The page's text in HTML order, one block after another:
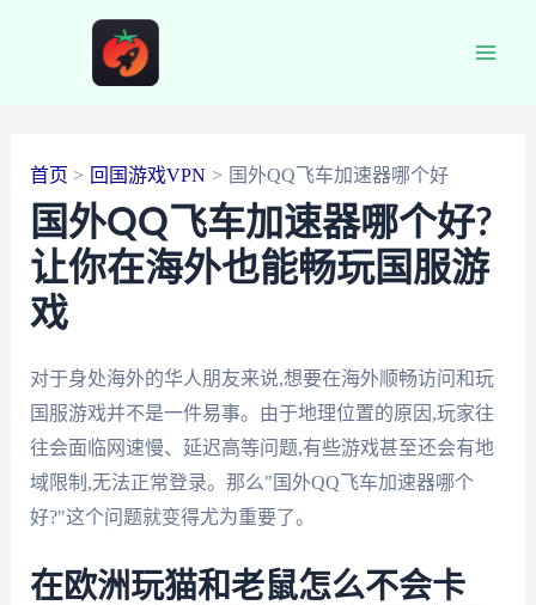
首页 回国游戏VPN 国外QQ飞车加速器哪个好
国外QQ飞车加速器哪个好?
让你在海外也能畅玩国服游
戏
对于身处海外的华人朋友来说,想要在海外顺畅访问和玩
国服游戏并不是一件易事。由于地理位置的原因,玩家往
往会面临网速慢、延迟高等问题,有些游戏甚至还会有地
域限制,无法正常登录。那么"国外QQ飞车加速器哪个
好?"这个问题就变得尤为重要了。
在欧洲玩猫和老鼠怎么不会卡